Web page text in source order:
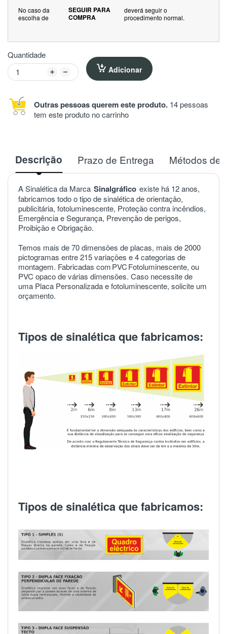
No caso da
escolha de
SEGUIR PARA
COMPRA
deverá seguir o
procedimento normal.
Quantidade
Adicionar
Outras pessoas querem este produto. 14 pessoas
tem este produto no carrinho
Descrição Prazo de Entrega Métodos de
A Sinalética da Marca Sinalgráfico existe há 12 anos,
fabricamos todo o tipo de sinalética de orientação,
publicitária, fotoluminescente, Proteção contra incêndios,
Emergência e Segurança, Prevenção de perigos,
Proibição e Obrigação.
Temos mais de 70 dimensões de placas, mais de 2000
pictogramas entre 215 variações e 4 categorias de
montagem. Fabricadas comPVCFotoluminescente, ou
PVC opaco de várias dimensões. Caso necessite de
uma Placa Personalizada e fotoluminescente, solicite um
orçamento.
Tipos de sinalética que fabricamos:
Tipos de sinalética que fabricamos: